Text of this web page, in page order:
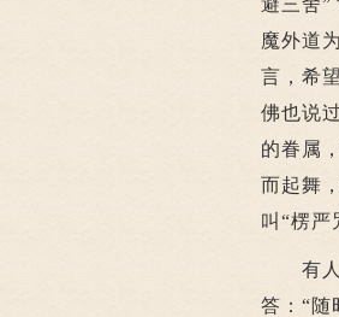
避三舍”
魔外道
言，希
佛也说
的眷属
而起舞
叫“楞严
有人问
答：“随